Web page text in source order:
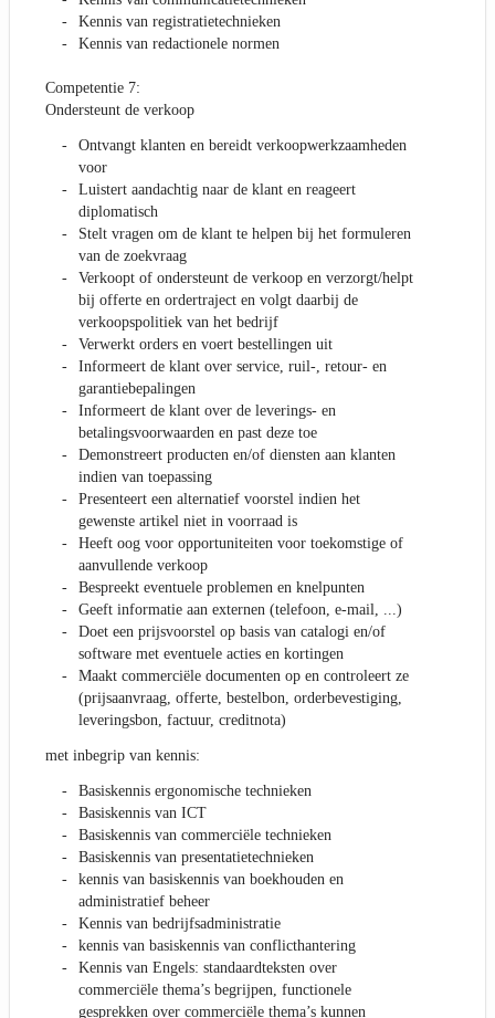
Kennis van registratietechnieken
Kennis van redactionele normen
Competentie 7:
Ondersteunt de verkoop
Ontvangt klanten en bereidt verkoopwerkzaamheden
voor
Luistert aandachtig naar de klant en reageert
diplomatisch
Stelt vragen om de klant te helpen bij het formuleren
van de zoekvraag
Verkoopt of ondersteunt de verkoop en verzorgt/helpt
bij offerte en ordertraject en volgt daarbij de
verkoopspolitiek van het bedrijf
Verwerkt orders en voert bestellingen uit
Informeert de klant over service, ruil-, retour- en
garantiebepalingen
Informeert de klant over de leverings- en
betalingsvoorwaarden en past deze toe
Demonstreert producten en/of diensten aan klanten
indien van toepassing
Presenteert een alternatief voorstel indien het
gewenste artikel niet in voorraad is
Heeft oog voor opportuniteiten voor toekomstige of
aanvullende verkoop
Bespreekt eventuele problemen en knelpunten
Geeft informatie aan externen (telefoon, e-mail, ...)
Doet een prijsvoorstel op basis van catalogi en/of
software met eventuele acties en kortingen
Maakt commerciële documenten op en controleert ze
(prijsaanvraag, offerte, bestelbon, orderbevestiging,
leveringsbon, factuur, creditnota)
met inbegrip van kennis:
Basiskennis ergonomische technieken
Basiskennis van ICT
Basiskennis van commerciële technieken
Basiskennis van presentatietechnieken
kennis van basiskennis van boekhouden en
administratief beheer
Kennis van bedrijfsadministratie
kennis van basiskennis van conflicthantering
Kennis van Engels: standaardteksten over
commerciële thema’s begrijpen, functionele
gesprekken over commerciële thema’s kunnen